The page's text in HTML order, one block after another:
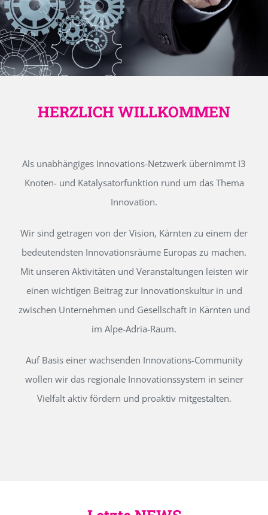
HERZLICH WILLKOMMEN
Als unabhängiges Innovations-Netzwerk übernimmt I3
Knoten- und Katalysatorfunktion rund um das Thema
Innovation.
Wir sind getragen von der Vision, Kärnten zu einem der
bedeutendsten Innovationsräume Europas zu machen.
Mit unseren Aktivitäten und Veranstaltungen leisten wir
einen wichtigen Beitrag zur Innovationskultur in und
zwischen Unternehmen und Gesellschaft in Kärnten und
im Alpe-Adria-Raum.
Auf Basis einer wachsenden Innovations-Community
wollen wir das regionale Innovationssystem in seiner
Vielfalt aktiv fördern und proaktiv mitgestalten.